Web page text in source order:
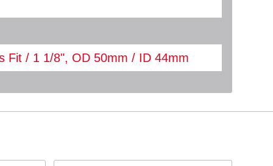
Fit / 1 1/8", OD 50mm / ID 44mm